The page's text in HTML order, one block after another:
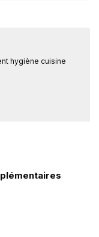
hygiène cuisine